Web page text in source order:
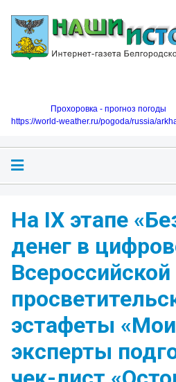
Прохоровка - прогноз погоды
https://world-weather.ru/pogoda/russia/
На IX этапе
денег в
Всероссийской
эстафеты
эксперты